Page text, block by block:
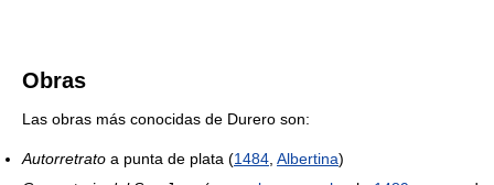
Obras
Las obras más conocidas de Durero son:
Autorretrato a punta de plata (1484 Albertina)